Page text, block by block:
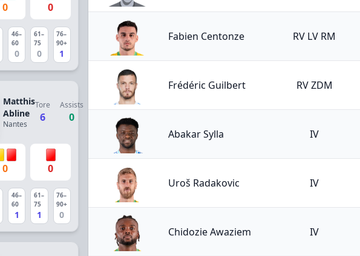
0 0
46–
60
0
61–
75
0
76–
90+
1
Matthis
Abline
Nantes
Tore
6
Assists
0
0 0
46–
60
1
61–
75
1
76–
90+
0
Fabien Centonze RV LV RM
Frédéric Guilbert RV ZDM
Abakar Sylla IV
Uroš Radakovic IV
Chidozie Awaziem IV